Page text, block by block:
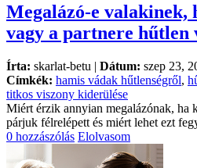
Megalázó-e valakinek,
vagy a partnere hűtlen
Írta: skarlat-betu | Dátum: szep 23,
Címkék: hamis vádak hűtlenségről,
titkos viszony kiderülése
Miért érzik annyian megalázónak, ha
párjuk félrelépett és miért lehet ezt
0 hozzászólás Elolvasom